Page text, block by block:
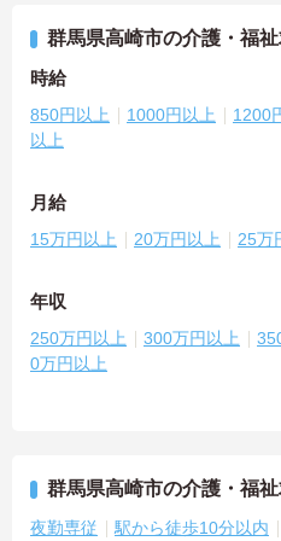
群馬県高崎市の介護・福
時給
850円以上 1000円以上 1200
以上
月給
15万円以上 20万円以上 25万
年収
250万円以上 300万円以上
0万円以上
群馬県高崎市の介護・福
夜勤専従 駅から徒歩10分以内